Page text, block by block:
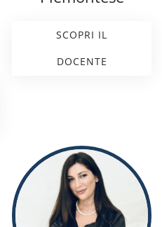
SCOPRI IL
DOCENTE